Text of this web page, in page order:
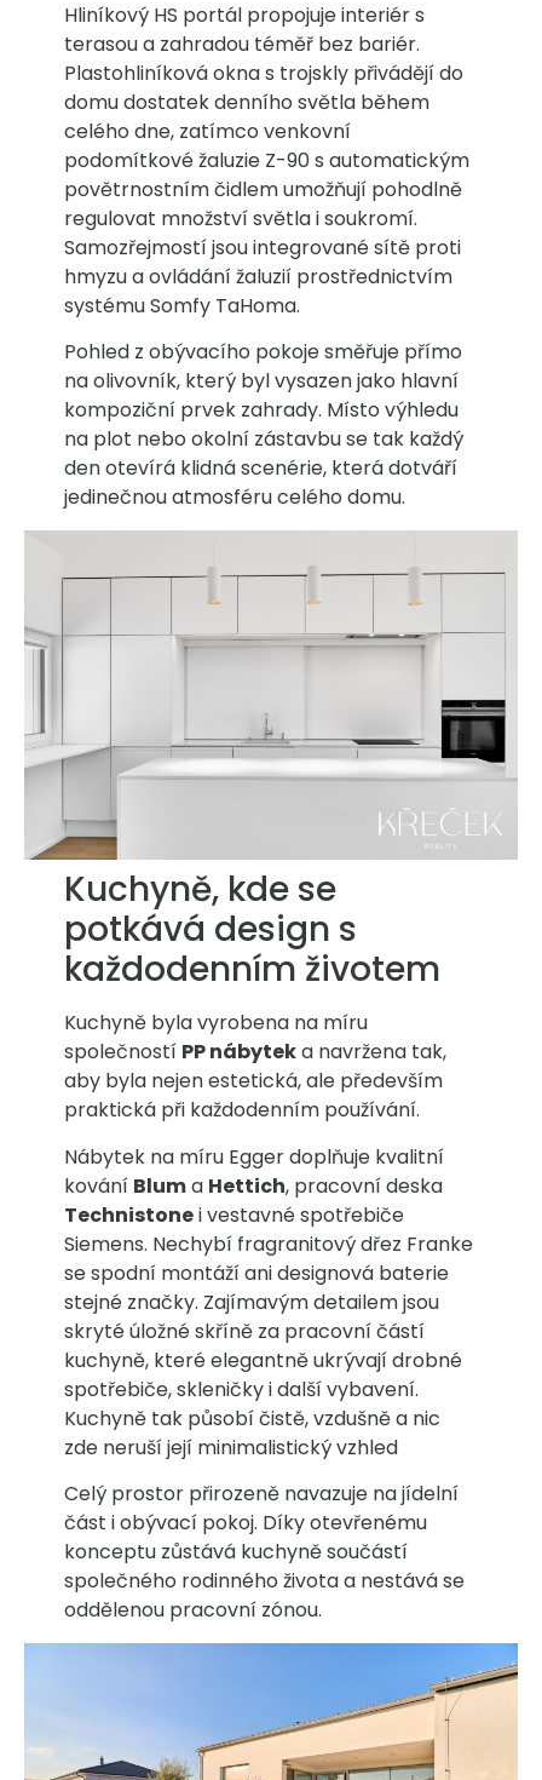
Hliníkový HS portál propojuje interiér s
terasou a zahradou téměř bez bariér.
Plastohliníková okna s trojskly přivádějí do
domu dostatek denního světla během
celého dne, zatímco venkovní
podomítkové žaluzie Z-90 s automatickým
povětrnostním čidlem umožňují pohodlně
regulovat množství světla i soukromí.
Samozřejmostí jsou integrované sítě proti
hmyzu a ovládání žaluzií prostřednictvím
systému Somfy TaHoma.
Pohled z obývacího pokoje směřuje přímo
na olivovník, který byl vysazen jako hlavní
kompoziční prvek zahrady. Místo výhledu
na plot nebo okolní zástavbu se tak každý
den otevírá klidná scenérie, která dotváří
jedinečnou atmosféru celého domu.
Kuchyně, kde se
potkává design s
každodenním životem
Kuchyně byla vyrobena na míru
společností PP nábyteka navržena tak,
aby byla nejen estetická, ale především
praktická při každodenním používání.
Nábytek na míru Egger doplňuje kvalitní
kování Bluma Hettich, pracovní deska
Technistonei vestavné spotřebiče
Siemens. Nechybí fragranitový dřez Franke
se spodní montáží ani designová baterie
stejné značky. Zajímavým detailem jsou
skryté úložné skříně za pracovní částí
kuchyně, které elegantně ukrývají drobné
spotřebiče, skleničky i další vybavení.
Kuchyně tak působí čistě, vzdušně a nic
zde neruší její minimalistický vzhled
Celý prostor přirozeně navazuje na jídelní
část i obývací pokoj. Díky otevřenému
konceptu zůstává kuchyně součástí
společného rodinného života a nestává se
oddělenou pracovní zónou.